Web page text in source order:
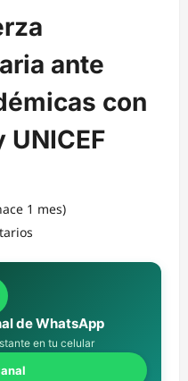
ante
con
UNICEF
1 mes)
de WhatsApp
en tu celular